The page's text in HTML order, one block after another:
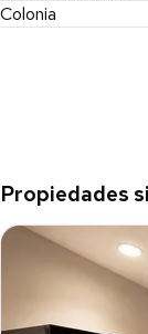
Colonia
Propiedades